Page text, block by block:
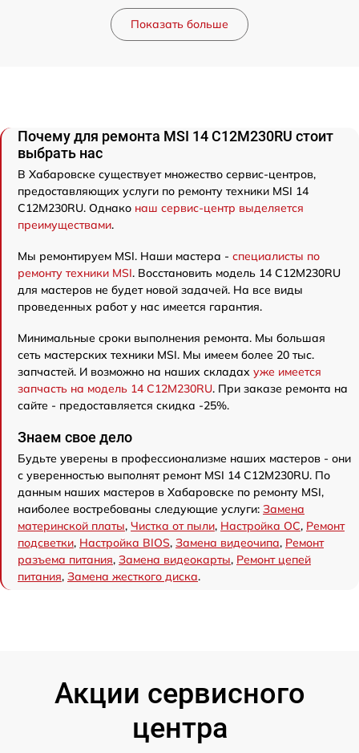
Показать больше
Почему для ремонта MSI 14 C12M230RU стоит
выбрать нас
В Хабаровске существует множество сервис-центров,
предоставляющих услуги по ремонту техники MSI 14
C12M230RU. Однако наш сервис-центр выделяется
преимуществами.
Мы ремонтируем MSI. Наши мастера - специалисты по
ремонту техники MSI. Восстановить модель 14 C12M230RU
для мастеров не будет новой задачей. На все виды
проведенных работ у нас имеется гарантия.
Минимальные сроки выполнения ремонта. Мы большая
сеть мастерских техники MSI. Мы имеем более 20 тыс.
запчастей. И возможно на наших складах уже имеется
запчасть на модель 14 C12M230RU. При заказе ремонта на
сайте - предоставляется скидка -25%.
Знаем свое дело
Будьте уверены в профессионализме наших мастеров - они
с уверенностью выполнят ремонт MSI 14 C12M230RU. По
данным наших мастеров в Хабаровске по ремонту MSI,
наиболее востребованы следующие услуги: Замена
материнской платы, Чистка от пыли, Настройка ОС, Ремонт
подсветки, Настройка BIOS, Замена видеочипа, Ремонт
разъема питания, Замена видеокарты, Ремонт цепей
питания, Замена жесткого диска.
Акции сервисного
центра